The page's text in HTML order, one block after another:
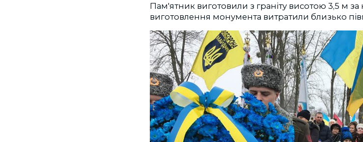
Пам'ятник виготовили з граніту висотою 3,5 м
виготовлення монумента витратили близько